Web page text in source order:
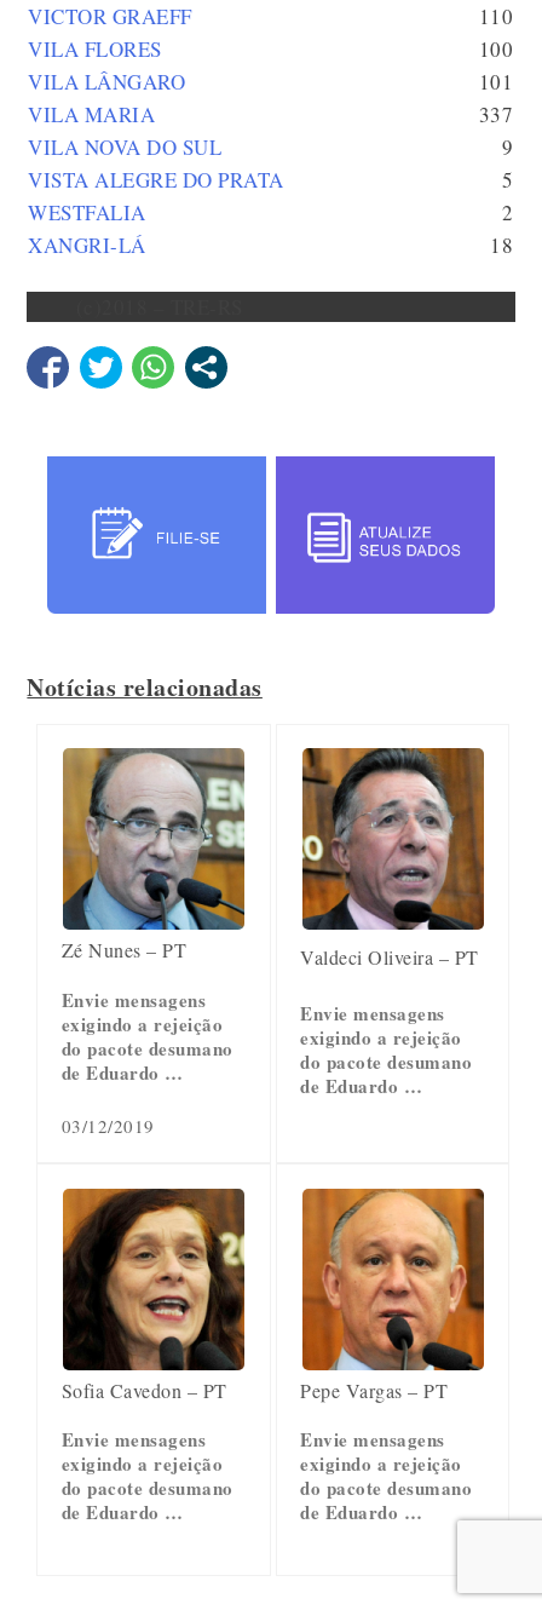
VICTOR GRAEFF
110
VILA FLORES
100
VILA LÂNGARO
101
VILA MARIA
337
VILA NOVA DO SUL
9
VISTA ALEGRE DO PRATA
5
WESTFALIA
2
XANGRI-LÁ
18
Notícias relacionadas
Zé Nunes – PT
Envie mensagens
exigindo a rejeição
do pacote desumano
de Eduardo …
03/12/2019
Valdeci Oliveira – PT
Envie mensagens
exigindo a rejeição
do pacote desumano
de Eduardo …
Sofia Cavedon – PT
Envie mensagens
exigindo a rejeição
do pacote desumano
de Eduardo …
Pepe Vargas – PT
Envie mensagens
exigindo a rejeição
do pacote desumano
de Eduardo …